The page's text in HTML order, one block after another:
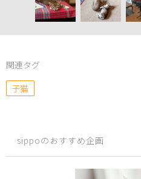
関連タグ
子猫
sippoのおすすめ企画